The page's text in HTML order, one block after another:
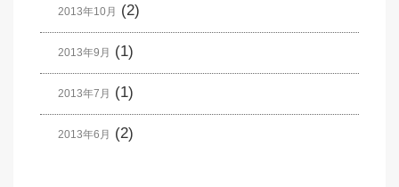
2013年10月 (2)
2013年9月 (1)
2013年7月 (1)
2013年6月 (2)